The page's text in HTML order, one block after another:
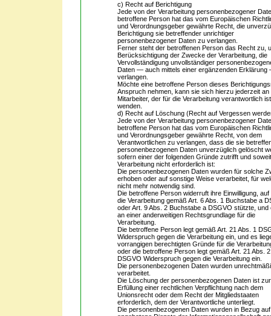
c) Recht auf Berichtigung
Jede von der Verarbeitung personenbezogener
betroffene Person hat das vom Europäischen
und Verordnungsgeber gewährte Recht, die
Berichtigung sie betreffender unrichtiger
personenbezogener Daten zu verlangen.
Ferner steht der betroffenen Person das Recht zu,
Berücksichtigung der Zwecke der Verarbeitung, die
Vervollständigung unvollständiger
Daten — auch mittels einer ergänzenden
verlangen.
Möchte eine betroffene Person dieses
Anspruch nehmen, kann sie sich hierzu jederzeit an
Mitarbeiter, der für die Verarbeitung verantwortlich
wenden.
d) Recht auf Löschung (Recht auf Vergessen
Jede von der Verarbeitung personenbezogener
betroffene Person hat das vom Europäischen
und Verordnungsgeber gewährte Recht, von dem
Verantwortlichen zu verlangen, dass die sie
personenbezogenen Daten unverzüglich gelöscht
sofern einer der folgenden Gründe zutrifft und
Verarbeitung nicht erforderlich ist:
Die personenbezogenen Daten wurden für solche
erhoben oder auf sonstige Weise verarbeitet, für
nicht mehr notwendig sind.
Die betroffene Person widerruft ihre Einwilligung, auf
die Verarbeitung gemäß Art. 6 Abs. 1 Buchstabe a
oder Art. 9 Abs. 2 Buchstabe a DSGVO stützte, und
an einer anderweitigen Rechtsgrundlage für die
Verarbeitung.
Die betroffene Person legt gemäß Art. 21 Abs. 1
Widerspruch gegen die Verarbeitung ein, und es
vorrangigen berechtigten Gründe für die
oder die betroffene Person legt gemäß Art. 21 Abs. 2
DSGVO Widerspruch gegen die Verarbeitung ein.
Die personenbezogenen Daten wurden
verarbeitet.
Die Löschung der personenbezogenen Daten ist zur
Erfüllung einer rechtlichen Verpflichtung nach dem
Unionsrecht oder dem Recht der Mitgliedstaaten
erforderlich, dem der Verantwortliche unterliegt.
Die personenbezogenen Daten wurden in Bezug auf